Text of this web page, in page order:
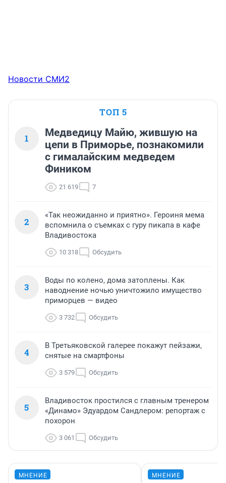
Новости СМИ2
ТОП 5
1
Медведицу Майю, жившую на
цепи в Приморье, познакомили
с гималайским медведем
Фиником
21 619 7
2
«Так неожиданно и приятно». Героиня мема
вспомнила о съемках с гуру пикапа в кафе
Владивостока
10 318 Обсудить
3
Воды по колено, дома затоплены. Как
наводнение ночью уничтожило имущество
приморцев — видео
3 732 Обсудить
4
В Третьяковской галерее покажут пейзажи,
снятые на смартфоны
3 579 Обсудить
5
Владивосток простился с главным тренером
«Динамо» Эдуардом Сандлером: репортаж с
похорон
3 061 Обсудить
МНЕНИЕ МНЕНИЕ